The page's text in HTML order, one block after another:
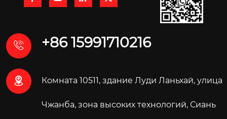
 +86 15991710216
 Комната 10511, здание Луди Ланьхай, улица
Чжанба, зона высоких технологий, Сиань